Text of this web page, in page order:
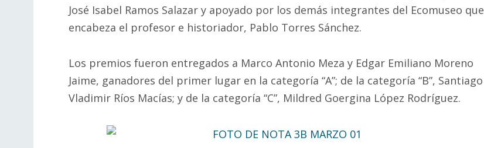
José Isabel Ramos Salazar y apoyado por los demás integrantes del Ecomuseo que
encabeza el profesor e historiador, Pablo Torres Sánchez.
Los premios fueron entregados a Marco Antonio Meza y Edgar Emiliano Moreno
Jaime, ganadores del primer lugar en la categoría “A”; de la categoría “B”, Santiago
Vladimir Ríos Macías; y de la categoría “C”, Mildred Goergina López Rodríguez.